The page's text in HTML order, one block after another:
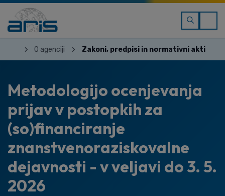
O agenciji Zakoni, predpisi in normativni akti
Metodologijo ocenjevanja
prijav v postopkih za
(so)financiranje
znanstvenoraziskovalne
dejavnosti - v veljavi do 3. 5.
2026